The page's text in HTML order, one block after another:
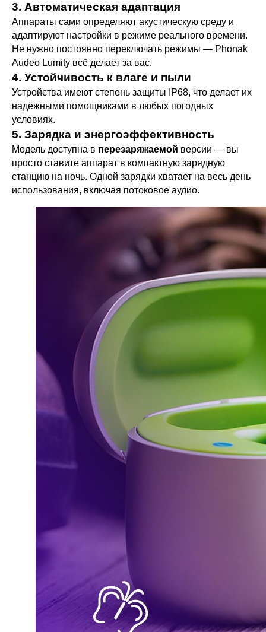
3. Автоматическая адаптация
Аппараты сами определяют акустическую среду и
адаптируют настройки в режиме реального времени.
Не нужно постоянно переключать режимы — Phonak
Audeo Lumity всё делает за вас.
4. Устойчивость к влаге и пыли
Устройства имеют степень защиты IP68, что делает их
надёжными помощниками в любых погодных
условиях.
5. Зарядка и энергоэффективность
Модель доступна в перезаряжаемой версии — вы
просто ставите аппарат в компактную зарядную
станцию на ночь. Одной зарядки хватает на весь день
использования, включая потоковое аудио.